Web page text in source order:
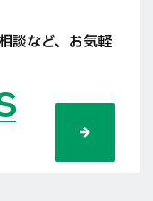
など、 お気軽